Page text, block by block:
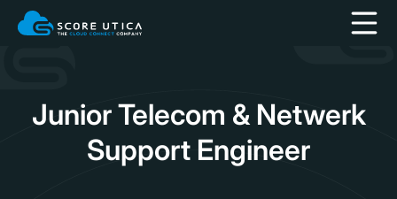
Junior Telecom & Netwerk
Support Engineer